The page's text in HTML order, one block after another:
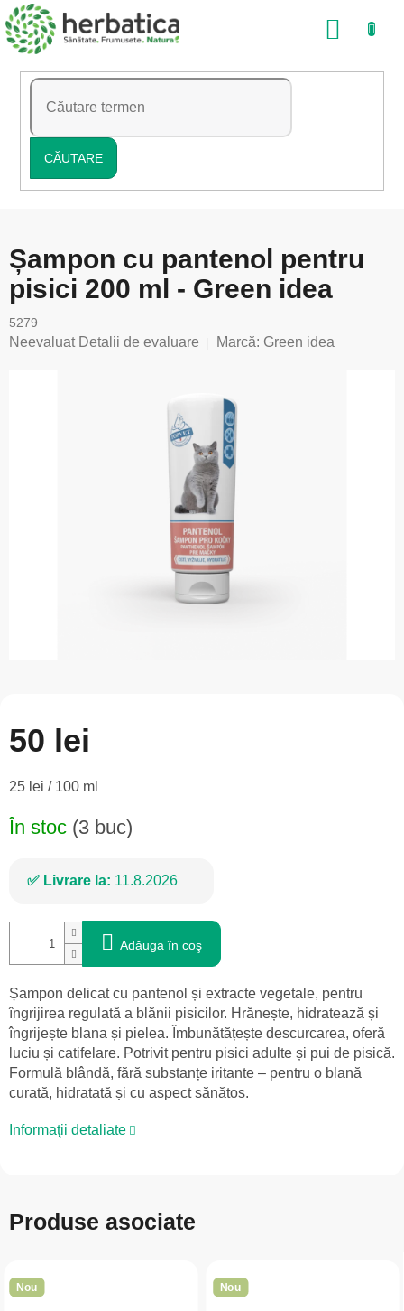
Treci
la
conținut
CĂUTARE
COŞ
Șampon cu pantenol pentru
pisici 200 ml - Green idea
5279
Evaluarea
Neevaluat Detalii de evaluare Marcă: Green idea
50 lei
Evaluare
25 lei / 100 ml
În stoc (3 buc)
Livrare la: 11.8.2026
Adăuga în coş
Șampon delicat cu pantenol și extracte vegetale, pentru
îngrijirea regulată a blănii pisicilor. Hrănește, hidratează și
îngrijește blana și pielea. Îmbunătățește descurcarea, oferă
luciu și catifelare. Potrivit pentru pisici adulte și pui de pisică.
Formulă blândă, fără substanțe iritante – pentru o blană
curată, hidratată și cu aspect sănătos.
Informaţii detaliate
Produse asociate
Nou Nou